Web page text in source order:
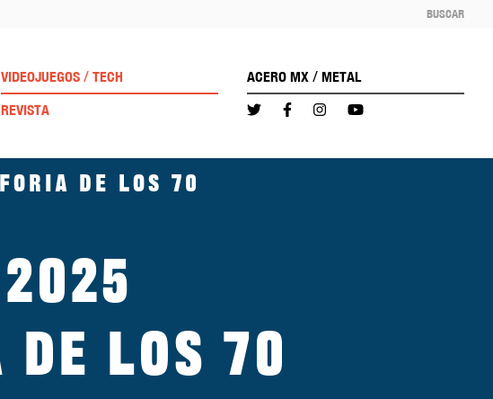
BUSCAR
VIDEOJUEGOS / TECH ACERO MX / METAL
REVISTA
de los 70
los 70